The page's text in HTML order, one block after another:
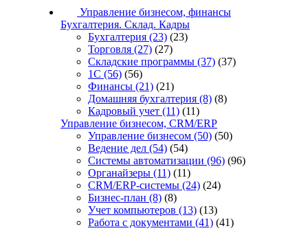
Управление бизнесом, финансы
Бухгалтерия. Склад. Кадры
Бухгалтерия (23) (23)
Торговля (27) (27)
Складские программы (37) (37)
1С (56) (56)
Финансы (21) (21)
Домашняя бухгалтерия (8) (8)
Кадровый учет (11) (11)
Управление бизнесом, CRM/ERP
Управление бизнесом (50) (50)
Ведение дел (54) (54)
Системы автоматизации (96) (96)
Органайзеры (11) (11)
CRM/ERP-системы (24) (24)
Бизнес-план (8) (8)
Учет компьютеров (13) (13)
Работа с документами (41) (41)